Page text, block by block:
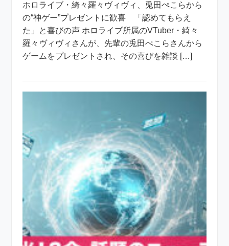
ホロライブ・綺々羅々ヴィヴィ、兎田ぺこらから
の“神ゲー”プレゼントに歓喜 「認めてもらえ
た」と喜びの声 ホロライブ所属のVTuber・綺々
羅々ヴィヴィさんが、先輩の兎田ぺこらさんから
ゲームをプレゼントされ、その喜びを雑談 […]